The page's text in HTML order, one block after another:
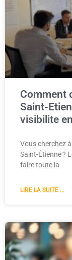
Comment
Saint-
visibilite
Vous cherchez
Saint-Étienne ?
faire toute la
LIRE LA SUITE ...